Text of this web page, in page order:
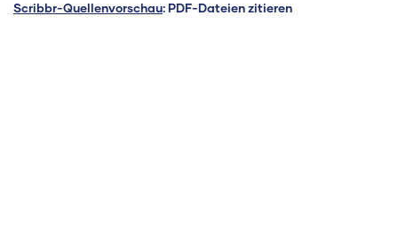
Scribbr-Quellenvorschau: PDF-Dateien zitieren